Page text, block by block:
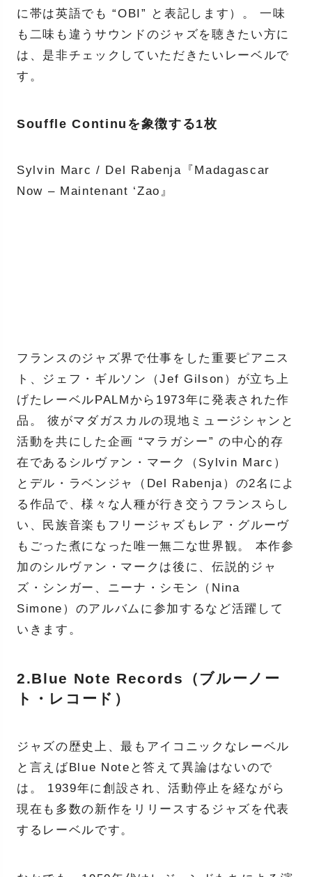
に帯は英語でも “OBI” と表記します）。 一味
も二味も違うサウンドのジャズを聴きたい方に
は、是非チェックしていただきたいレーベルで
す。
Souffle Continuを象徴する1枚
Sylvin Marc / Del Rabenja『Madagascar
Now – Maintenant ‘Zao』
フランスのジャズ界で仕事をした重要ピアニス
ト、ジェフ・ギルソン（Jef Gilson）が立ち上
げたレーベルPALMから1973年に発表された作
品。 彼がマダガスカルの現地ミュージシャンと
活動を共にした企画 “マラガシー” の中心的存
在であるシルヴァン・マーク（Sylvin Marc）
とデル・ラベンジャ（Del Rabenja）の2名によ
る作品で、様々な人種が行き交うフランスらし
い、民族音楽もフリージャズもレア・グルーヴ
もごった煮になった唯一無二な世界観。 本作参
加のシルヴァン・マークは後に、伝説的ジャ
ズ・シンガー、ニーナ・シモン（Nina
Simone）のアルバムに参加するなど活躍して
いきます。
2.Blue Note Records（ブルーノー
ト・レコード）
ジャズの歴史上、最もアイコニックなレーベル
と言えばBlue Noteと答えて異論はないので
は。 1939年に創設され、活動停止を経ながら
現在も多数の新作をリリースするジャズを代表
するレーベルです。